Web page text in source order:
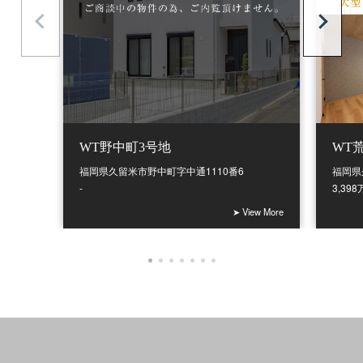
WT野中町3号地
福岡県久留米市野中町字中通1110番6
-
➤ View More
WT
福岡
3,398